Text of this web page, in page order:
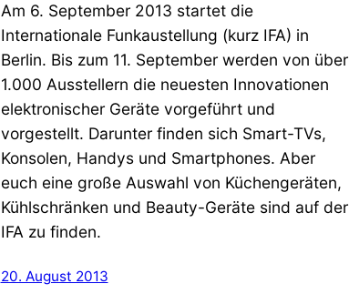
Am 6. September 2013 startet die
Internationale Funkaustellung (kurz IFA) in
Berlin. Bis zum 11. September werden von über
1.000 Ausstellern die neuesten Innovationen
elektronischer Geräte vorgeführt und
vorgestellt. Darunter finden sich Smart-TVs,
Konsolen, Handys und Smartphones. Aber
euch eine große Auswahl von Küchengeräten,
Kühlschränken und Beauty-Geräte sind auf der
IFA zu finden.
20. August 2013